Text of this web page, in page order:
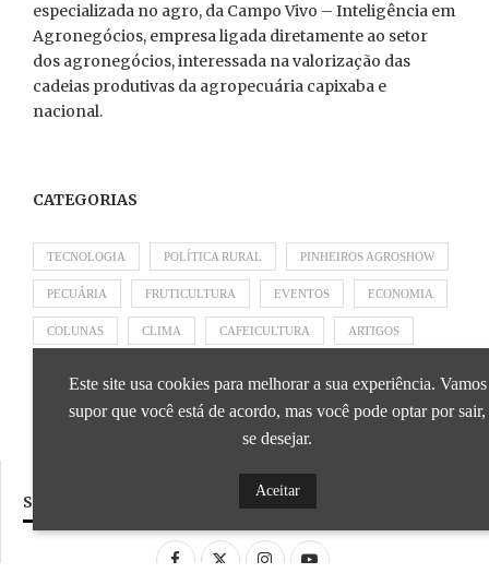
especializada no agro, da Campo Vivo – Inteligência em
Agronegócios, empresa ligada diretamente ao setor
dos agronegócios, interessada na valorização das
cadeias produtivas da agropecuária capixaba e
nacional.
CATEGORIAS
TECNOLOGIA POLÍTICA RURAL PINHEIROS AGROSHOW
PECUÁRIA FRUTICULTURA EVENTOS ECONOMIA
COLUNAS CLIMA CAFEICULTURA ARTIGOS
APRESENTADO POR BRAPEX
SIGA NOSSAS REDES SOCIAIS
Este site usa cookies para melhorar a sua experiência. Vamos
supor que você está de acordo, mas você pode optar por sair,
se desejar.
Aceitar